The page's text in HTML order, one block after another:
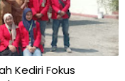
Kediri Fokus